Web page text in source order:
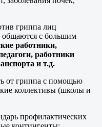
гриппа лиц
общаются с большим
работники,
работники
и т.д.
от гриппа с помощью
коллективы (школы и
профилактических